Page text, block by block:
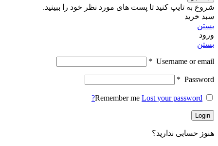
شروع به تایپ کنید تا پست های مورد نظر خود را ببینید.
سبد خرید
بستن
ورود
بستن
Username or email
*
Password
*
Remember me Lost your password?
Login
هنوز حسابی ندارید؟